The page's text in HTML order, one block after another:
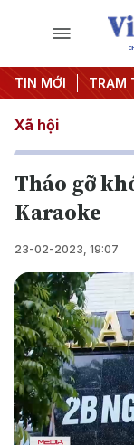
TIN MỚI TRẠM
#Chống khai
Xã hội
Tháo gỡ
Karaoke
23-02-2023, 19:07